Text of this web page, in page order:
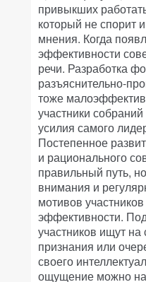
привыкших
который не спорит
мнения. Когда
эффективности
речи. Разработка
разъяснительно-
тоже
участники
усилия самого
Постепенное
и рационального
правильный путь,
внимания и
мотивов
эффективности.
участников ищут
признания или
своего
ощущение можно